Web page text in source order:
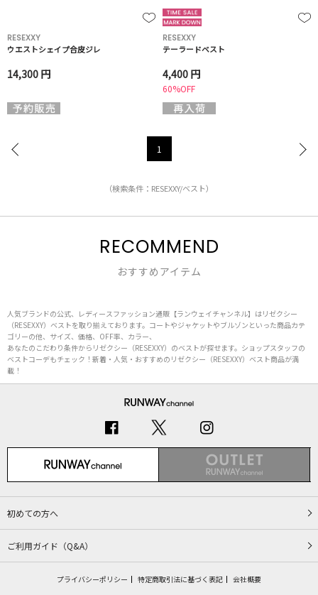
RESEXXY
ウエストシェイプ合皮ジレ
14,300 円
RESEXXY
テーラードベスト
4,400 円
60%OFF
1
（検索条件：RESEXXY/ベスト）
RECOMMEND
おすすめアイテム
人気ブランドの公式、レディースファッション通販【ランウェイチャンネル】はリゼクシー
（RESEXXY）ベストを取り揃えております。コートやジャケットやブルゾンといった商品カテ
ゴリーの他、サイズ、価格、OFF率、カラー、
あなたのこだわり条件からリゼクシー（RESEXXY）のベストが探せます。ショップスタッフの
ベストコーデもチェック！新着・人気・おすすめのリゼクシー（RESEXXY）ベスト商品が満
載！
初めての方へ
ご利用ガイド（Q&A）
プライバシーポリシー 特定商取引法に基づく表記 会社概要